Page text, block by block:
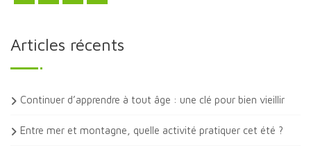
Articles récents
Continuer d’apprendre à tout âge : une clé pour bien vieillir
Entre mer et montagne, quelle activité pratiquer cet été ?